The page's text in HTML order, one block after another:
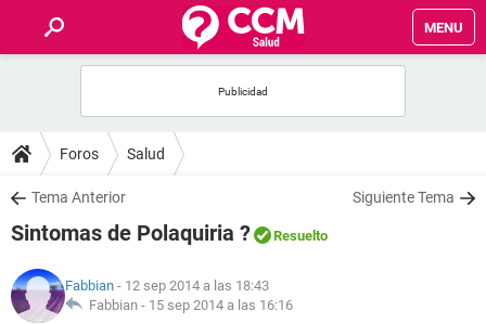
MENU
FOROS
SALUD
NUTRICIÓN
Foros Salud
Tema Anterior Siguiente Tema
Sintomas de Polaquiria ? Resuelto
Fabbian - 12 sep 2014 a las 18:43
Fabbian - 15 sep 2014 a las 16:16